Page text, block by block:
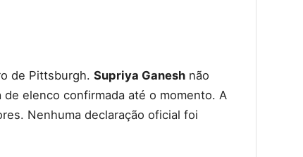
de Pittsburgh. Supriya Ganesh não
elenco confirmada até o momento. A
Nenhuma declaração oficial foi